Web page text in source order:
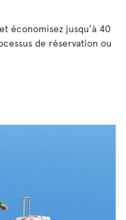
économisez jusqu’à 40
de réservation ou